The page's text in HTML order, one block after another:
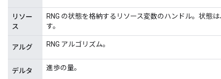
リソー
ス
RNG の状態を格納するリソース変数のハンドル。状態
す。
アルグ RNG アルゴリズム。
デルタ 進歩の量。